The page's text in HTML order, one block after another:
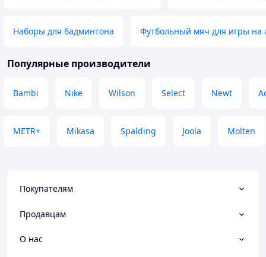
Наборы для бадминтона Футбольный мяч для игры на
Популярные производители
Bambi Nike Wilson Select Newt
METR+ Mikasa Spalding Joola Molten
Покупателям
Продавцам
О нас